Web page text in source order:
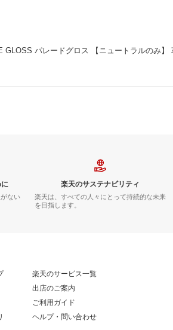
GLOSS パレードグロス 【ニュートラルのみ】
ない
楽天のサステナビリティ
楽天は、すべての人々にとって持続的な未来
を目指します。
楽天のサービス一覧
出店のご案内
ご利用ガイド
ヘルプ・問い合わせ